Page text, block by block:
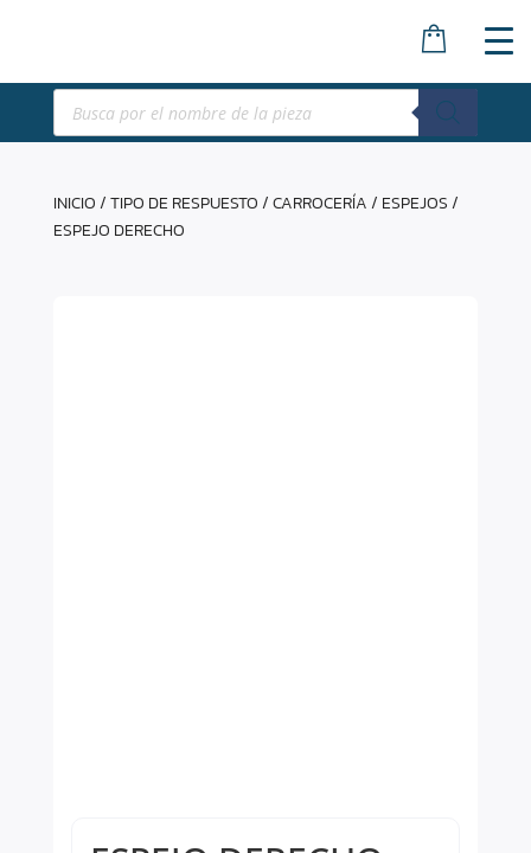
Búsqueda
productos
INICIO/TIPO DE RESPUESTO/CARROCERÍA/ ESPEJOS/
ESPEJO DERECHO